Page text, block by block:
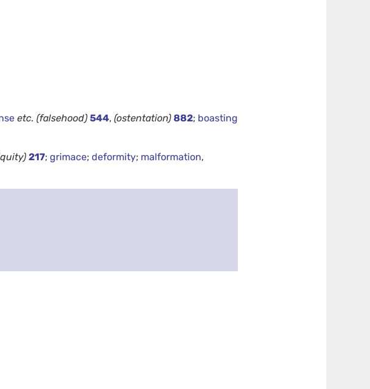
etc. (falsehood) 544,(ostentation) 882; boasting
217;grimace;deformity; malformation,